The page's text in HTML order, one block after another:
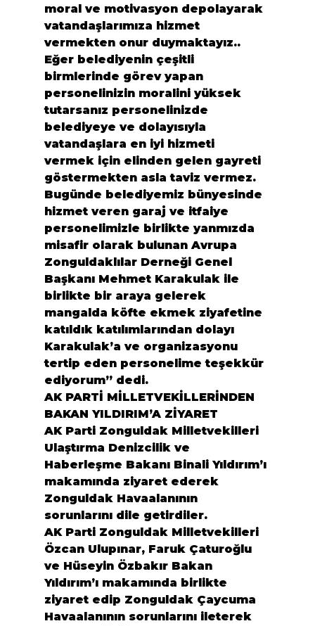
moral ve motivasyon depolayarak
vatandaşlarımıza hizmet
vermekten onur duymaktayız..
Eğer belediyenin çeşitli
birmlerinde görev yapan
personelinizin moralini yüksek
tutarsanız personelinizde
belediyeye ve dolayısıyla
vatandaşlara en iyi hizmeti
vermek için elinden gelen gayreti
göstermekten asla taviz vermez.
Bugünde belediyemiz bünyesinde
hizmet veren garaj ve itfaiye
personelimizle birlikte yanmızda
misafir olarak bulunan Avrupa
Zonguldaklılar Derneği Genel
Başkanı Mehmet Karakulak ile
birlikte bir araya gelerek
mangalda köfte ekmek ziyafetine
katıldık katılımlarından dolayı
Karakulak’a ve organizasyonu
tertip eden personelime teşekkür
ediyorum” dedi.
AK PARTİ MİLLETVEKİLLERİNDEN
BAKAN YILDIRIM’A ZİYARET
AK Parti Zonguldak Milletvekilleri
Ulaştırma Denizcilik ve
Haberleşme Bakanı Binali Yıldırım’ı
makamında ziyaret ederek
Zonguldak Havaalanının
sorunlarını dile getirdiler.
AK Parti Zonguldak Milletvekilleri
Özcan Ulupınar, Faruk Çaturoğlu
ve Hüseyin Özbakır Bakan
Yıldırım’ı makamında birlikte
ziyaret edip Zonguldak Çaycuma
Havaalanının sorunlarını ileterek